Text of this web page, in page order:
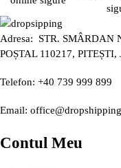
Adresa: STR. SMÂRDAN
POȘTAL 110217, PITEȘTI,
Telefon: +40 739 999 899
Email:
Contul Meu